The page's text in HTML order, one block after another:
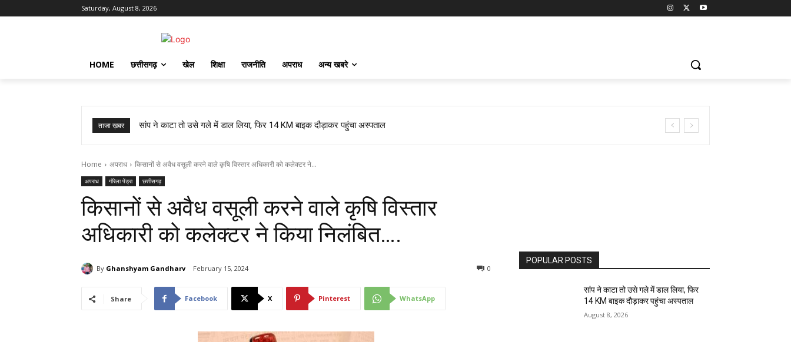
Saturday, August 8, 2026
HOME छत्तीसगढ़ खेल शिक्षा राजनीति अपराध अन्य खबरे
ताजा ख़बर सांप ने काटा तो उसे गले में डाल लिया, फिर 14 KM बाइक दौड़ाकर पहुंचा अस्पताल
Home अपराध किसानों से अवैध वसूली करने वाले कृषि विस्तार अधिकारी को कलेक्टर ने...
अपराध गौरेला पेंड्रा छत्तीसगढ़
किसानों से अवैध वसूली करने वाले कृषि विस्तार
अधिकारी को कलेक्टर ने किया निलंबित….
By Ghanshyam Gandharv February 15, 2024 0
Share Facebook X Pinterest WhatsApp
POPULAR POSTS
सांप ने काटा तो उसे गले में डाल लिया, फिर
14 KM बाइक दौड़ाकर पहुंचा अस्पताल
August 8, 2026